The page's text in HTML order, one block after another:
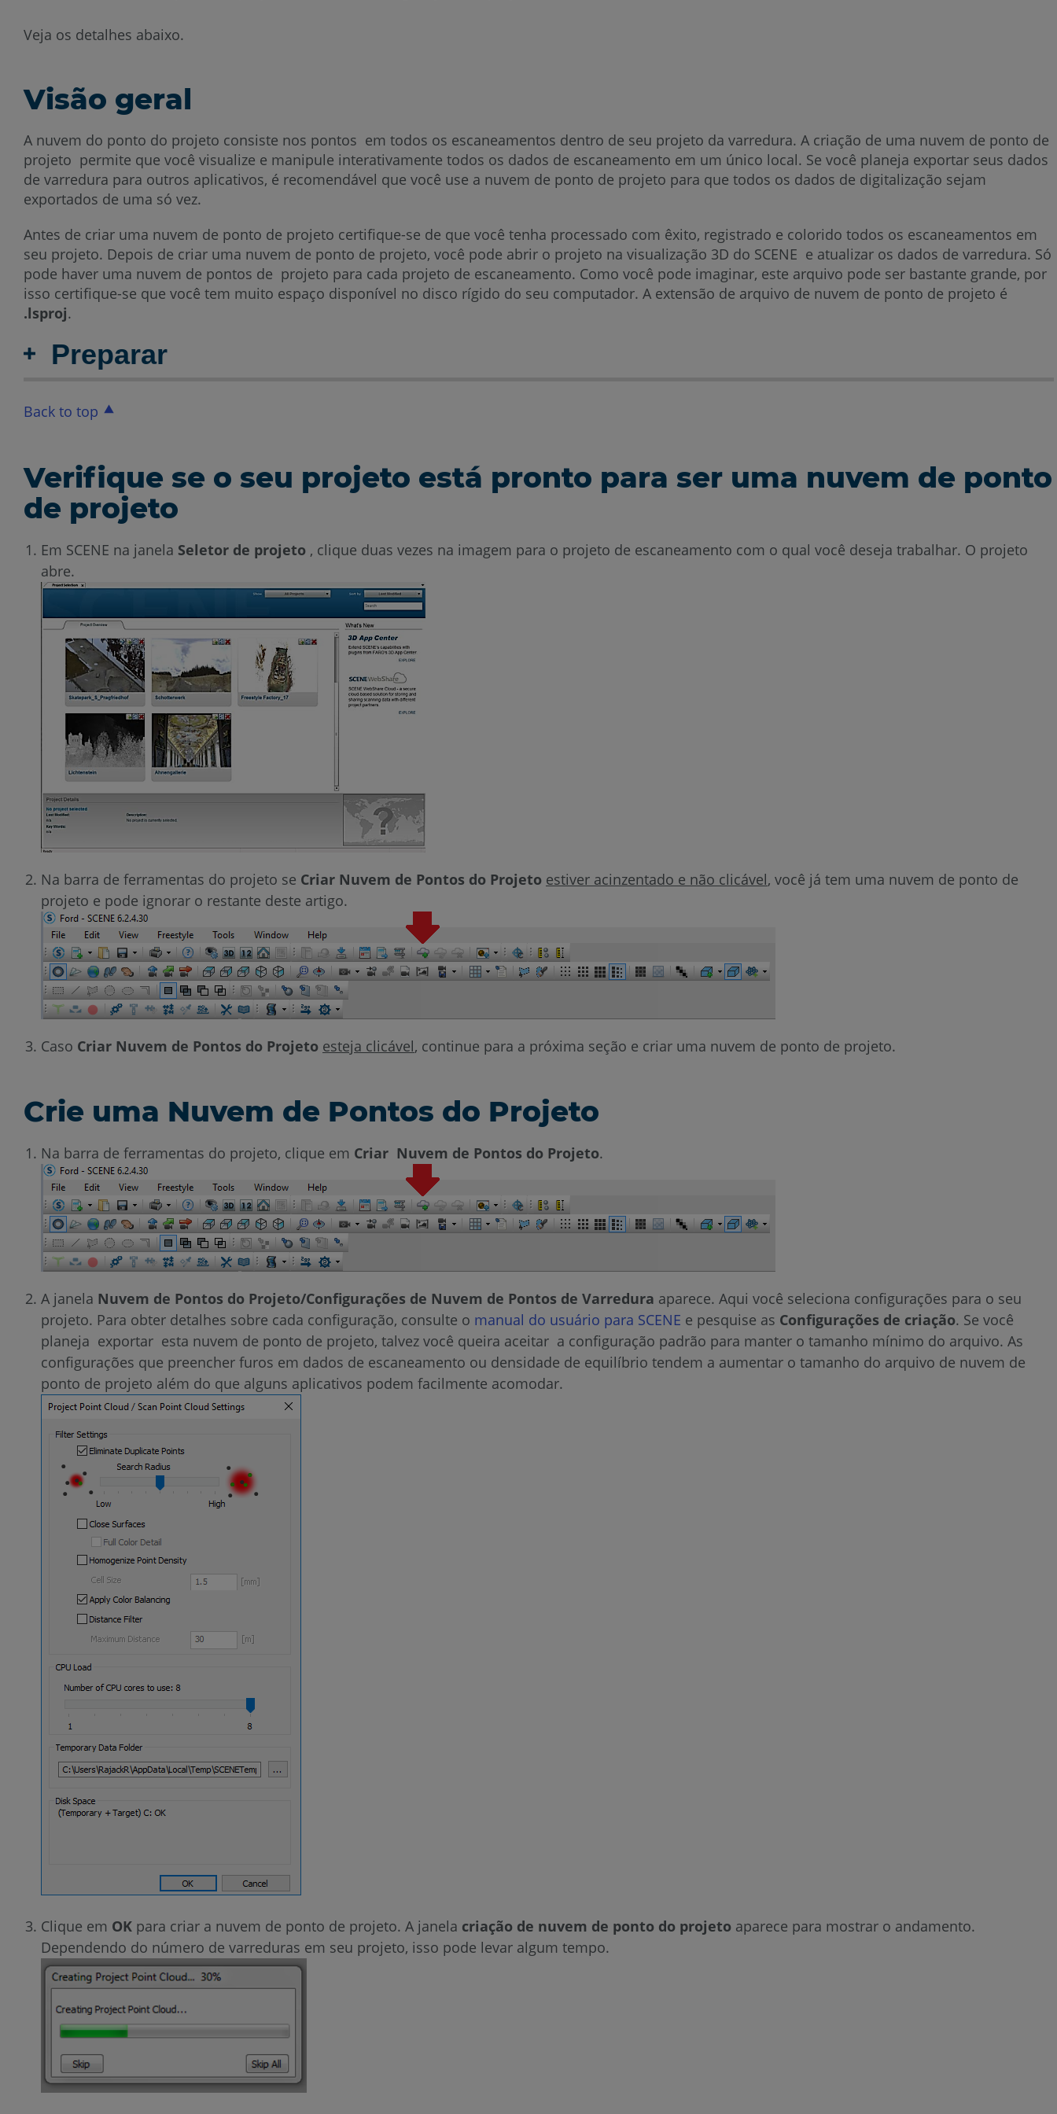
Pontos
do
Projeto
também
Veja os detalhes abaixo.
Visão geral
A nuvem do ponto do projeto consiste nos pontos em todos os escaneamentos dentro de seu projeto da varredura. A criação de uma nuvem de ponto de
projeto permite que você visualize e manipule interativamente todos os dados de escaneamento em um único local. Se você planeja exportar seus dados
de varredura para outros aplicativos, é recomendável que você use a nuvem de ponto de projeto para que todos os dados de digitalização sejam
exportados de uma só vez.
Antes de criar uma nuvem de ponto de projeto certifique-se de que você tenha processado com êxito, registrado e colorido todos os escaneamentos em
seu projeto. Depois de criar uma nuvem de ponto de projeto, você pode abrir o projeto na visualização 3D do SCENE e atualizar os dados de varredura. Só
pode haver uma nuvem de pontos de projeto para cada projeto de escaneamento. Como você pode imaginar, este arquivo pode ser bastante grande, por
isso certifique-se que você tem muito espaço disponível no disco rígido do seu computador. A extensão de arquivo de nuvem de ponto de projeto é
.lsproj.
Preparar
Back to top
Verifique se o seu projeto está pronto para ser uma nuvem de ponto
de projeto
Em SCENE na janela Seletor de projeto , clique duas vezes na imagem para o projeto de escaneamento com o qual você deseja trabalhar. O projeto
abre.
Na barra de ferramentas do projeto se Criar Nuvem de Pontos do Projeto estiver acinzentado e não clicável, você já tem uma nuvem de ponto de
projeto e pode ignorar o restante deste artigo.
Caso Criar Nuvem de Pontos do Projeto esteja clicável, continue para a próxima seção e criar uma nuvem de ponto de projeto.
Crie uma Nuvem de Pontos do Projeto
Na barra de ferramentas do projeto, clique em Criar Nuvem de Pontos do Projeto.
A janela Nuvem de Pontos do Projeto/Configurações de Nuvem de Pontos de Varredura aparece. Aqui você seleciona configurações para o seu
projeto. Para obter detalhes sobre cada configuração, consulte o manual do usuário para SCENE e pesquise as Configurações de criação. Se você
planeja exportar esta nuvem de ponto de projeto, talvez você queira aceitar a configuração padrão para manter o tamanho mínimo do arquivo. As
configurações que preencher furos em dados de escaneamento ou densidade de equilíbrio tendem a aumentar o tamanho do arquivo de nuvem de
ponto de projeto além do que alguns aplicativos podem facilmente acomodar.
Clique em OK para criar a nuvem de ponto de projeto. A janela criação de nuvem de ponto do projeto aparece para mostrar o andamento.
Dependendo do número de varreduras em seu projeto, isso pode levar algum tempo.